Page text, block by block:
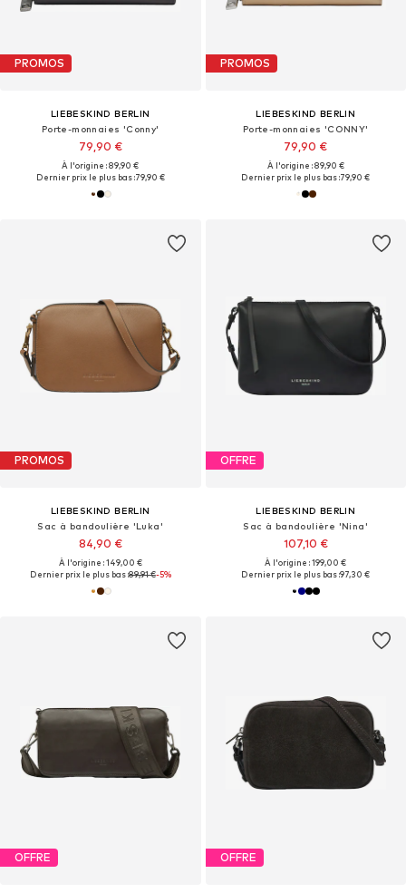
PROMOS
LIEBESKIND BERLIN
Porte-monnaies 'Conny'
79,90 €
À l'origine : 89,90 €
Dernier prix le plus bas :79,90 €
PROMOS
LIEBESKIND BERLIN
Porte-monnaies 'CONNY'
79,90 €
À l'origine : 89,90 €
Dernier prix le plus bas :79,90 €
PROMOS
LIEBESKIND BERLIN
Sac à bandoulière 'Luka'
84,90 €
À l'origine : 149,00 €
Dernier prix le plus bas :89,91 €-5%
OFFRE
LIEBESKIND BERLIN
Sac à bandoulière 'Nina'
107,10 €
À l'origine : 199,00 €
Dernier prix le plus bas :97,30 €
OFFRE OFFRE